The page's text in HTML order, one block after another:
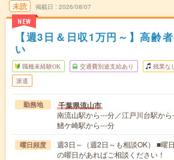
未読
NEW
掲載日 2026/08/07
【週3日＆日収1万円～】高齢
い
職種未経験OK 交通費別途支給あり 残業なし
派遣
勤務地 千葉県流山市
南流山駅から---分／江戸川台駅か
鰭ケ崎駅から---分
曜日頻度
週3日～（週2日～も相談OK） ■曜
の曜日があればご相談ください！